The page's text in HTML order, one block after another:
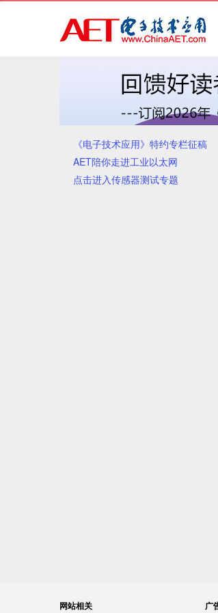
《电子技术应用》特约专栏征稿
AET陪你走进工业以太网
点击进入传感器测试专题
网站相关 广